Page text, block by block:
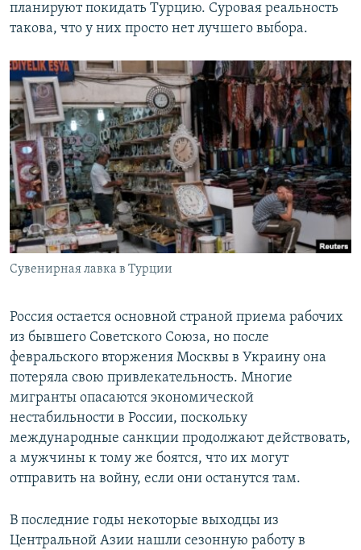
планируют покидать Турцию. Суровая реальность
такова, что у них просто нет лучшего выбора.
Сувенирная лавка в Турции
Россия остается основной страной приема рабочих
из бывшего Советского Союза, но после
февральского вторжения Москвы в Украину она
потеряла свою привлекательность. Многие
мигранты опасаются экономической
нестабильности в России, поскольку
международные санкции продолжают действовать,
а мужчины к тому же боятся, что их могут
отправить на войну, если они останутся там.
В последние годы некоторые выходцы из
Центральной Азии нашли сезонную работу в